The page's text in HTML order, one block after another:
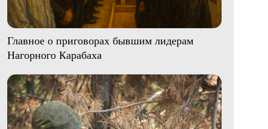
Главное о приговорах бывшим лидерам
Нагорного Карабаха